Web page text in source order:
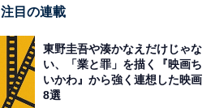
注目の連載
東野圭吾や湊かなえだけじゃな
い、「業と罪」を描く『映画ち
いかわ』から強く連想した映画
8選